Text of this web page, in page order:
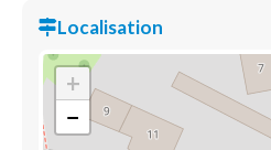
Localisation
+
−